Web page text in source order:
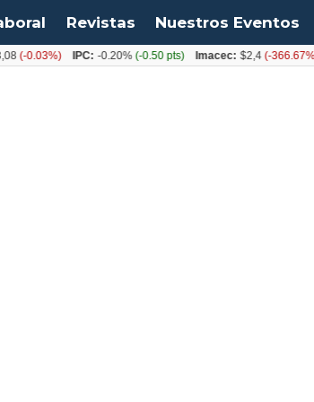
Revistas Nuestros Eventos
(-0.03%) IPC: -0.20%(-0.50 pts) Imacec: $2,4(-366.67%)